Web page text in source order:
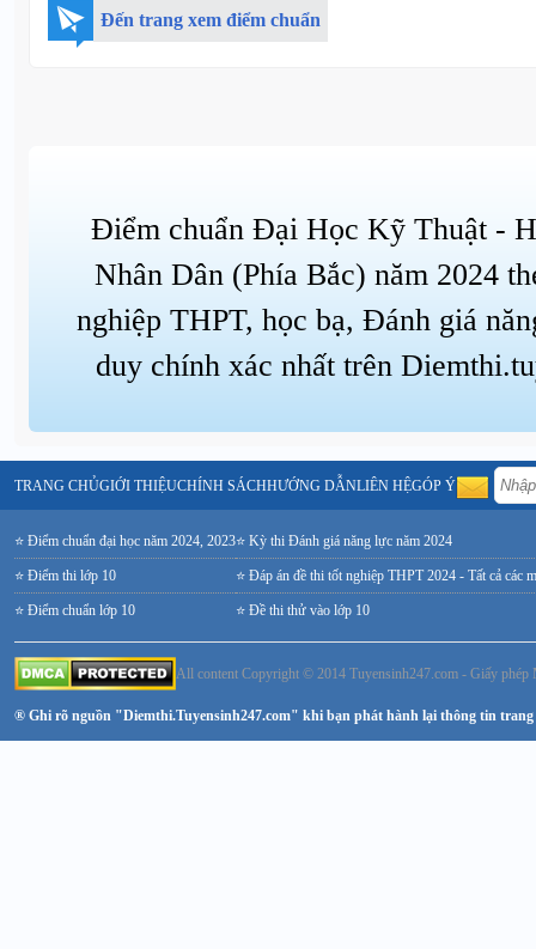
Đến trang xem điểm chuẩn
Điểm chuẩn Đại Học Kỹ Thuật -
Nhân Dân (Phía Bắc) năm 2024
nghiệp THPT, học bạ, Đánh giá
duy chính xác nhất trên
TRANG CHỦGIỚI THIỆUCHÍNH SÁCHHƯỚNG DẪNLIÊN HỆGÓP Ý
⭐ Điểm chuẩn đại học năm 2024, 2023
⭐ Điểm thi lớp 10
⭐ Điểm chuẩn lớp 10
⭐ Kỳ thi Đánh giá năng lực năm 2024
⭐ Đáp án đề thi tốt nghiệp THPT 2024 - Tất cả các
⭐ Đề thi thử vào lớp 10
All content Copyright © 2014 Tuyensinh247.com - Giấy
® Ghi rõ nguồn "Diemthi.Tuyensinh247.com" khi bạn phát hành lại thông tin trang